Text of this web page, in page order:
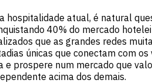
hospitalidade atual, é natural
40% do mercado
que as grandes redes
únicas que conectam com
e prospere num mercado que
acima dos demais.